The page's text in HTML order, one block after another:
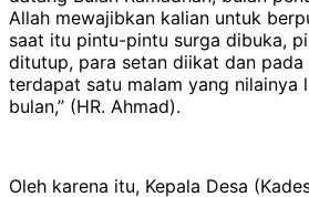
Allah mewajibkan kalian untuk
saat itu pintu-pintu surga dibuka,
ditutup, para setan diikat dan pada
terdapat satu malam yang nilainya
bulan,” (HR. Ahmad).
Oleh karena itu, Kepala Desa